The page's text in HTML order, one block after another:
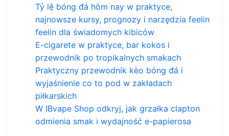
Tỷ lệ bóng đá hôm nay w praktyce,
najnowsze kursy, prognozy i narzędzia feelin
feelin dla świadomych kibiców
E-cigarete w praktyce, bar kokos i
przewodnik po tropikalnych smakach
Praktyczny przewodnik kèo bóng đá i
wyjaśnienie co to pod w zakładach
piłkarskich
W IBvape Shop odkryj, jak grzałka clapton
odmienia smak i wydajność e-papierosa